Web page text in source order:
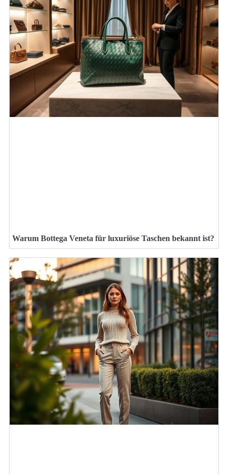
Warum Bottega Veneta für luxuriöse Taschen bekannt ist?